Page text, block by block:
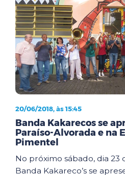
20/06/2018, às 15:45
Banda Kakarecos se
Paraíso-Alvorada e na
Pimentel
No próximo sábado, dia 23
Banda Kakareco’s se